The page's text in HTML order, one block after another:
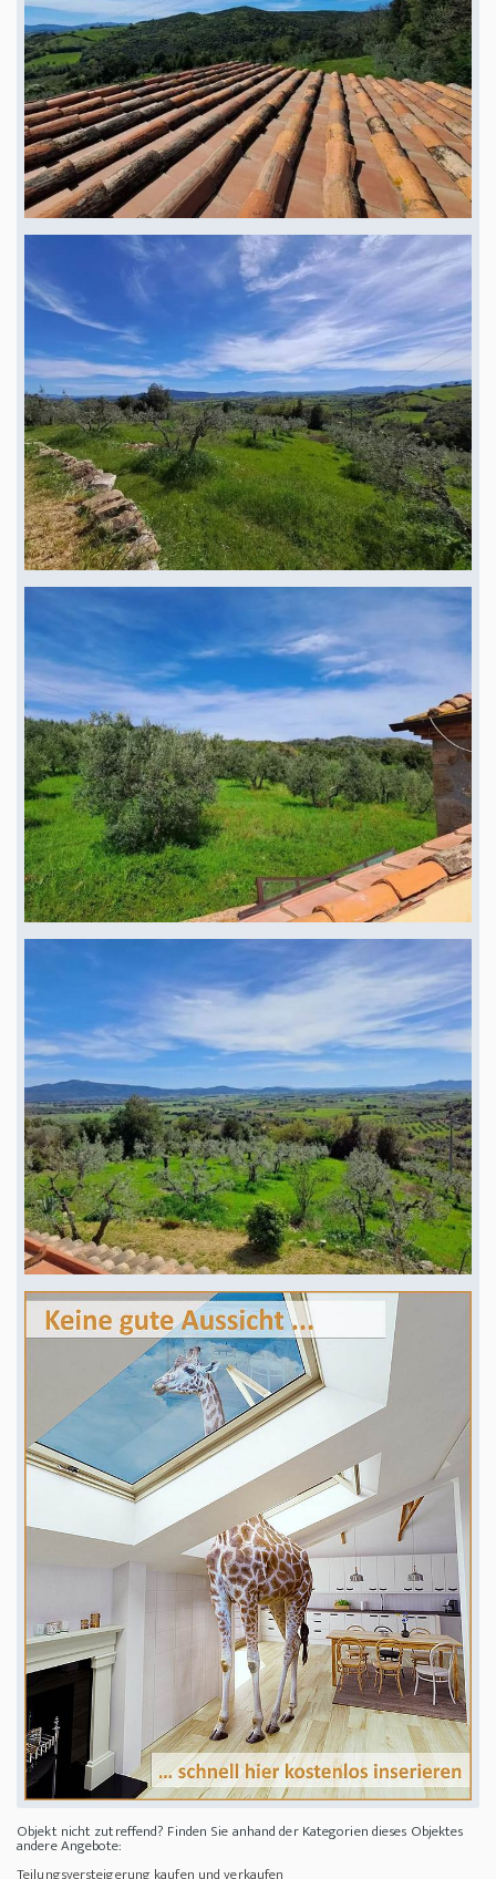
Objekt nicht zutreffend? Finden Sie anhand der Kategorien dieses Objektes
andere Angebote:
Teilungsversteigerung kaufen und verkaufen